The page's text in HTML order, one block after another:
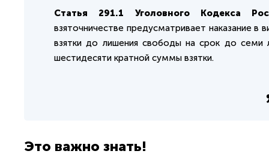
Статья 291.1 Уголовного Кодекса
взяточничестве предусматривает наказание
взятки до лишения свободы на срок до
шестидесяти кратной суммы взятки.
Это важно знать!